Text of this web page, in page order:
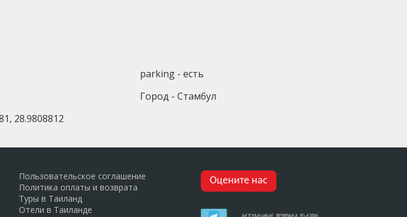
parking - есть
Город - Стамбул
28.9808812
Пользовательское соглашение
Политика оплаты и возврата
Туры в Таиланд
Отели в Таиланде
Оцените нас